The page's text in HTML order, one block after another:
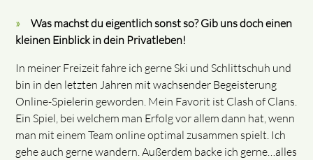
Was machst du eigentlich sonst so? Gib uns doch einen
kleinen Einblick in dein Privatleben!
In meiner Freizeit fahre ich gerne Ski und Schlittschuh und
bin in den letzten Jahren mit wachsender Begeisterung
Online-Spielerin geworden. Mein Favorit ist Clash of Clans.
Ein Spiel, bei welchem man Erfolg vor allem dann hat, wenn
man mit einem Team online optimal zusammen spielt. Ich
gehe auch gerne wandern. Außerdem backe ich gerne…alles